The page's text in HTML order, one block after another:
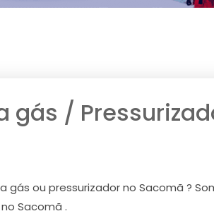
gás /
ou pressurizador no Sacomã ?
Sacomã .